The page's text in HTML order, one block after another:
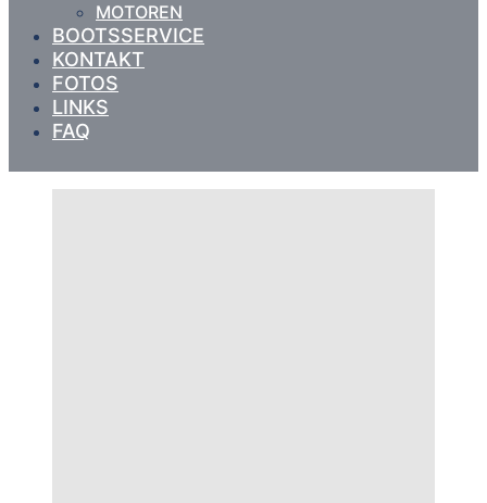
MOTOREN
BOOTSSERVICE
KONTAKT
FOTOS
LINKS
FAQ